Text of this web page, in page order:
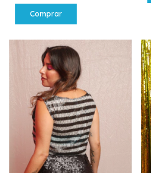
Comprar